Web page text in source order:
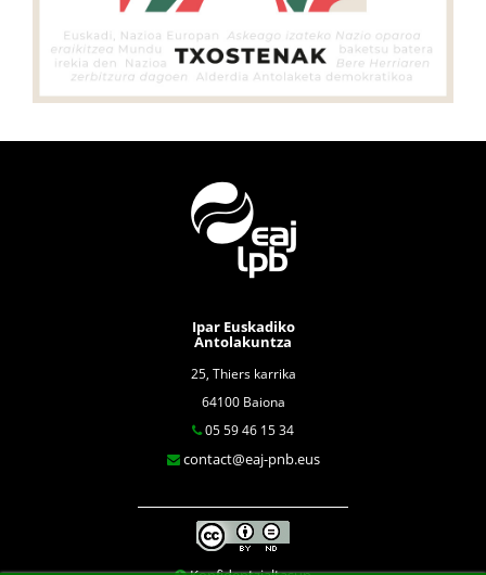
Ipar Euskadiko
Antolakuntza
25, Thiers karrika
64100 Baiona
05 59 46 15 34
contact@eaj-pnb.eus